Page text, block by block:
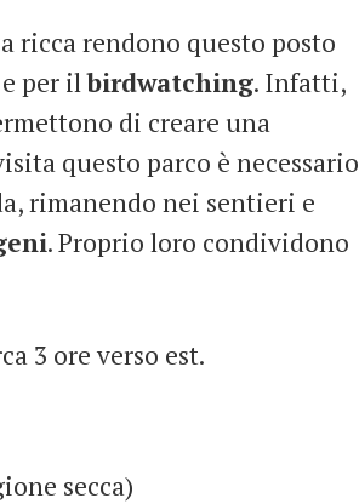
ricca rendono questo posto
e per ilbirdwatching. Infatti,
di creare una
questo parco è necessario
rimanendo nei sentieri e
. Proprio loro condividono
3 ore verso est.
secca)